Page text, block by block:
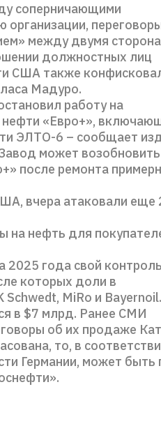
соперничающими
организации,
между двумя
должностных лиц
США также
Мадуро.
работу на
нефти «Евро+»,
ЭЛТО-6 – сообщает
может возобновить
после ремонта
вчера атаковали еще
на нефть для
2025 года свой
которых доли в
MiRo и Bayernoil.
в $7 млрд. Ранее СМИ
об их продаже
то, в
Германии, может быть